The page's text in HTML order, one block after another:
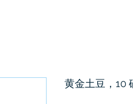
黄金土豆，10